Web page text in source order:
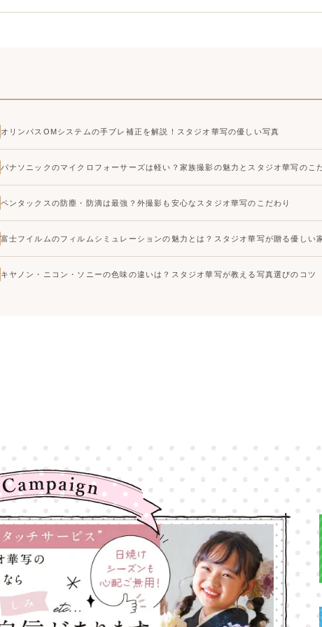
オリンパスOMシステムの手ブレ補正を解説！スタジオ華写の優しい写真
パナソニックのマイクロフォーサーズは軽い？家族撮影の魅力とスタジオ華写のこ
ペンタックスの防塵・防滴は最強？外撮影も安心なスタジオ華写のこだわり
富士フイルムのフィルムシミュレーションの魅力とは？スタジオ華写が贈る優しい
キヤノン・ニコン・ソニーの色味の違いは？スタジオ華写が教える写真選びのコツ